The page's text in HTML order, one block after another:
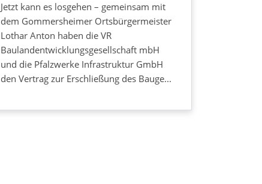
Jetzt kann es losgehen – gemeinsam mit
dem Gommersheimer Ortsbürgermeister
Lothar Anton haben die VR
Baulandentwicklungsgesellschaft mbH
und die Pfalzwerke Infrastruktur GmbH
den Vertrag zur Erschließung des Bauge...